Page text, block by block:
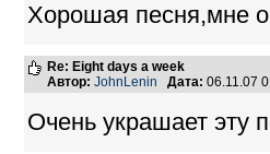
Хорошая песня,мне
Re: Eight days a week
Автор: JohnLenin Дата: 06.11.07
Очень украшает эту